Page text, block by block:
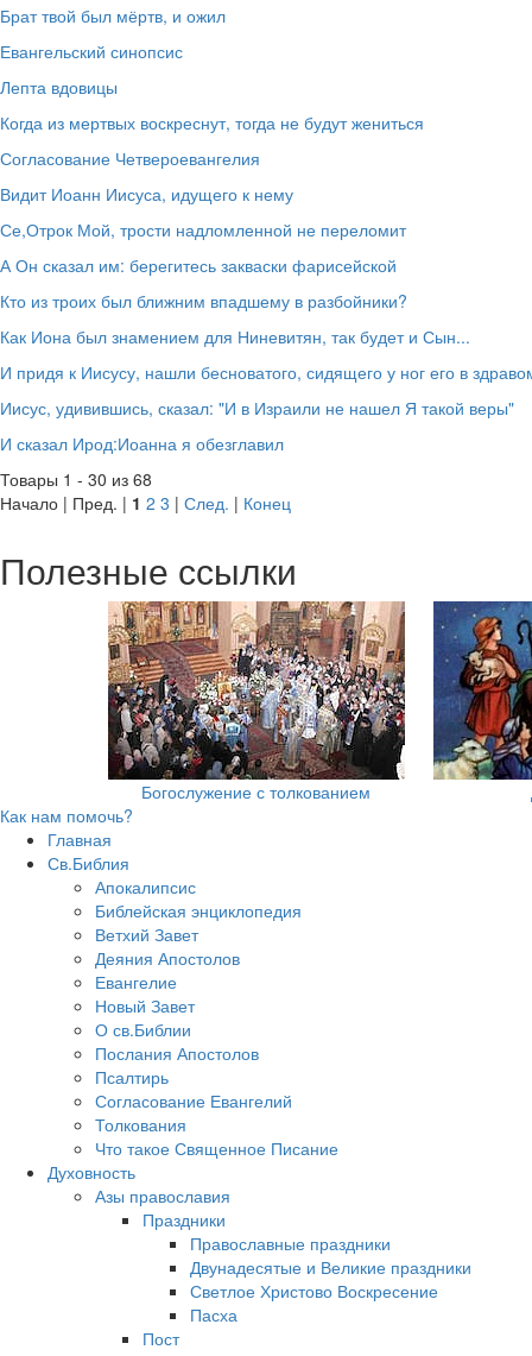
Брат твой был мёртв, и ожил
Евангельский синопсис
Лепта вдовицы
Когда из мертвых воскреснут, тогда не будут жениться
Согласование Четвероевангелия
Видит Иоанн Иисуса, идущего к нему
Се,Отрок Мой, трости надломленной не переломит
А Он сказал им: берегитесь закваски фарисейской
Кто из троих был ближним впадшему в разбойники?
Как Иона был знамением для Ниневитян, так будет и Сын...
И придя к Иисусу, нашли бесноватого, сидящего у ног его в
Иисус, удивившись, сказал: "И в Израили не нашел Я такой веры"
И сказал Ирод:Иоанна я обезглавил
Товары 1 - 30 из 68
Начало | Пред. | 1 2 3 | След. | Конец
Полезные ссылки
Богослужение с толкованием
Как нам помочь?
Главная
Св.Библия
Апокалипсис
Библейская энциклопедия
Ветхий Завет
Деяния Апостолов
Евангелие
Новый Завет
О св.Библии
Послания Апостолов
Псалтирь
Согласование Евангелий
Толкования
Что такое Священное Писание
Духовность
Азы православия
Праздники
Православные праздники
Двунадесятые и Великие праздники
Светлое Христово Воскресение
Пасха
Пост